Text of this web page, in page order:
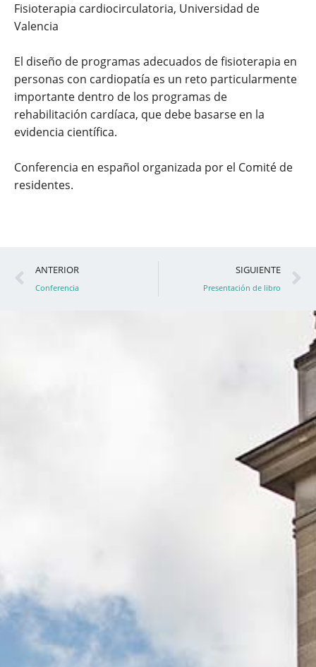
Fisioterapia cardiocirculatoria, Universidad de
Valencia
El diseño de programas adecuados de fisioterapia en
personas con cardiopatía es un reto particularmente
importante dentro de los programas de
rehabilitación cardíaca, que debe basarse en la
evidencia científica.
Conferencia en español organizada por el Comité de
residentes.
Ant
ANTERIOR
Conferencia
SIGUIENTE
Presentación de libro